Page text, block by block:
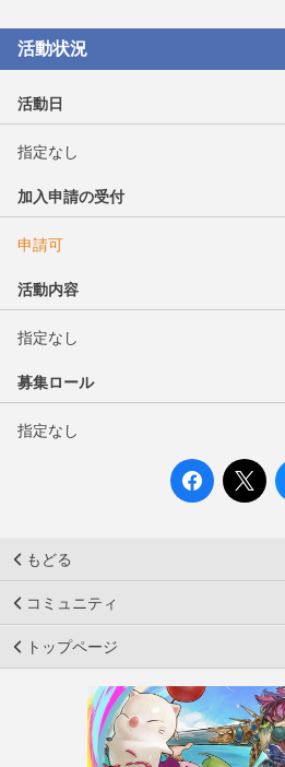
活動状況
活動日
指定なし
加入申請の受付
申請可
活動内容
指定なし
募集ロール
指定なし
もどる
コミュニティ
トップページ